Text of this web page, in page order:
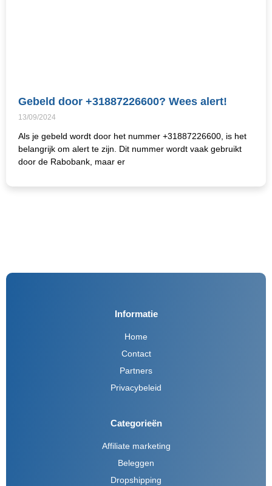
Gebeld door +31887226600? Wees alert!
13/09/2024
Als je gebeld wordt door het nummer +31887226600, is het
belangrijk om alert te zijn. Dit nummer wordt vaak gebruikt
door de Rabobank, maar er
Informatie
Home
Contact
Partners
Privacybeleid
Categorieën
Affiliate marketing
Beleggen
Dropshipping